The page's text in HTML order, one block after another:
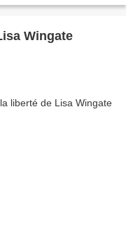
Wingate